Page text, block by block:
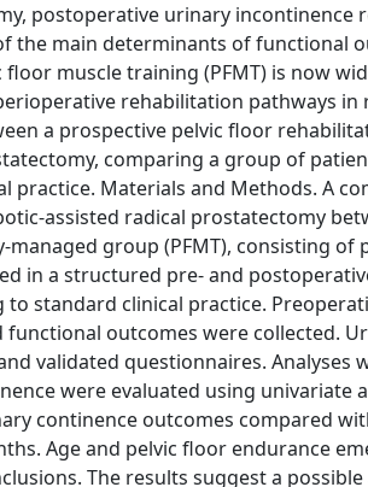
postoperative urinary
the main determinants of functional
muscle training (PFMT) is now
rehabilitation pathways
a prospective pelvic floor
comparing a group of
practice. Materials and Methods. A
assisted radical prostatectomy
group (PFMT), consisting
in a structured pre- and
standard clinical practice.
outcomes were collected.
validated questionnaires.
were evaluated using univariate
continence outcomes compared
Age and pelvic floor endurance
The results suggest a